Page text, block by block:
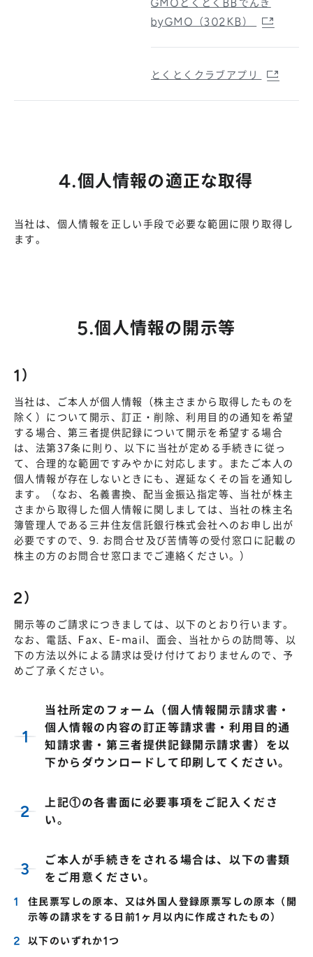
GMOとくとくBBでんき
byGMO（302KB）
とくとくクラブアプリ
4.個人情報の適正な取得
当社は、個人情報を正しい手段で必要な範囲に限り取得し
ます。
5.個人情報の開示等
1）
当社は、ご本人が個人情報（株主さまから取得したものを
除く）について開示、訂正・削除、利用目的の通知を希望
する場合、第三者提供記録について開示を希望する場合
は、法第37条に則り、以下に当社が定める手続きに従っ
て、合理的な範囲ですみやかに対応します。またご本人の
個人情報が存在しないときにも、遅延なくその旨を通知し
ます。（なお、名義書換、配当金振込指定等、当社が株主
さまから取得した個人情報に関しましては、当社の株主名
簿管理人である三井住友信託銀行株式会社へのお申し出が
必要ですので、9. お問合せ及び苦情等の受付窓口に記載の
株主の方のお問合せ窓口までご連絡ください。）
2）
開示等のご請求につきましては、以下のとおり行います。
なお、電話、Fax、E-mail、面会、当社からの訪問等、以
下の方法以外による請求は受け付けておりませんので、予
めご了承ください。
当社所定のフォーム（個人情報開示請求書・
個人情報の内容の訂正等請求書・利用目的通
知請求書・第三者提供記録開示請求書）を以
下からダウンロードして印刷してください。
上記①の各書面に必要事項をご記入くださ
い。
ご本人が手続きをされる場合は、以下の書類
をご用意ください。
住民票写しの原本、又は外国人登録原票写しの原本（開
示等の請求をする日前1ヶ月以内に作成されたもの）
以下のいずれか1つ